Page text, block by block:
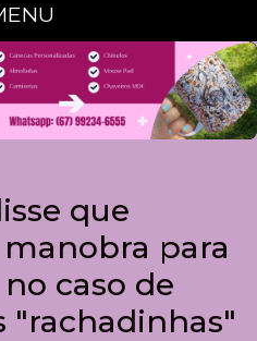
que
para
caso de
"rachadinhas"